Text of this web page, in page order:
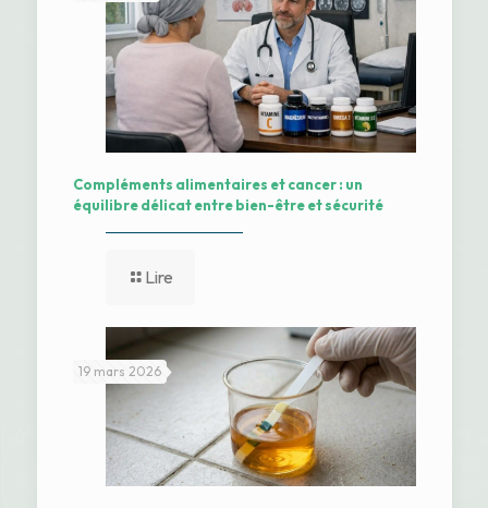
Compléments alimentaires et cancer : un
équilibre délicat entre bien-être et sécurité
Lire
19 mars 2026